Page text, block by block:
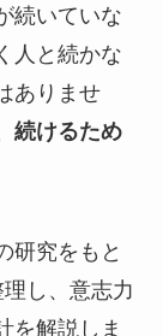
続いていな
人と続かな
ありませ
続けるため
研究をもと
し、意志力
を解説しま